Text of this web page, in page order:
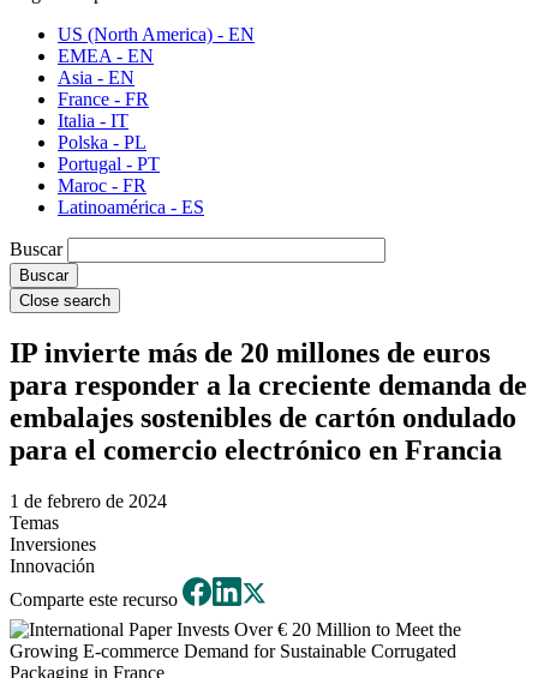
US (North America) - EN
EMEA - EN
Asia - EN
France - FR
Italia - IT
Polska - PL
Portugal - PT
Maroc - FR
Latinoamérica - ES
Buscar
Close search
IP invierte más de 20 millones de euros
para responder a la creciente demanda de
embalajes sostenibles de cartón ondulado
para el comercio electrónico en Francia
1 de febrero de 2024
Temas
Inversiones
Innovación
Comparte este recurso